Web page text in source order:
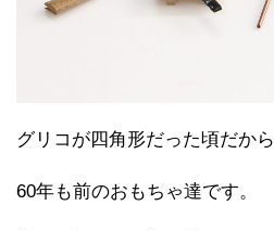
グリコが四角形だった頃だから
60年も前のおもちゃ達です。